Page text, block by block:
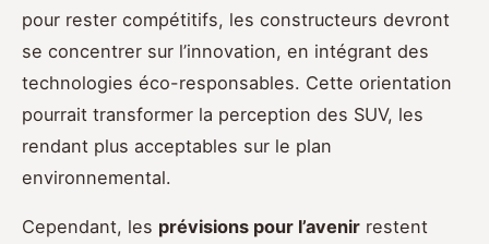
pour rester compétitifs, les constructeurs devront
se concentrer sur l’innovation, en intégrant des
technologies éco-responsables. Cette orientation
pourrait transformer la perception des SUV, les
rendant plus acceptables sur le plan
environnemental.
Cependant, les prévisions pour l’avenir restent